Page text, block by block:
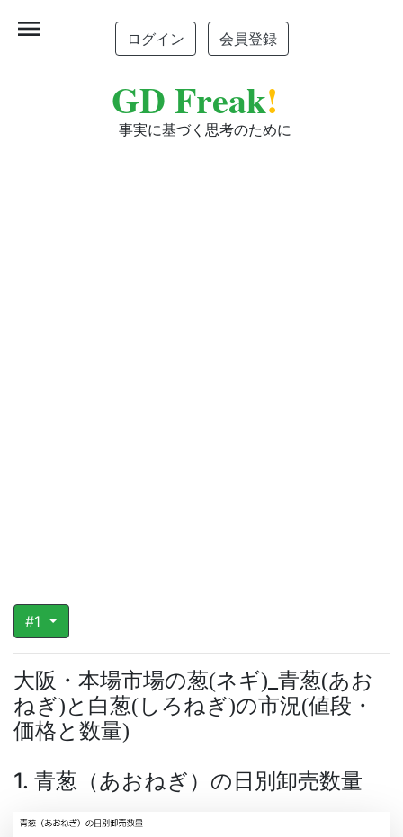
ログイン 会員登録
GD Freak!
事実に基づく思考のために
menu
#1
大阪・本場市場の葱(ネギ) _青葱(あお
ねぎ)と白葱(しろねぎ)の市況(値段・
価格と数量)
1. 青葱（あおねぎ）の日別卸売数量